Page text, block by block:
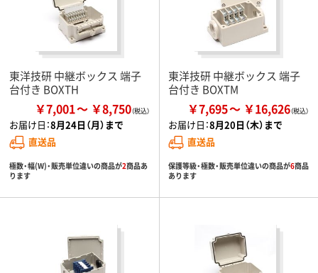
東洋技研 中継ボックス 端子
台付き BOXTH
￥7,001 ￥8,750
お届け日：8月24日（月）まで
直送品
極数・幅(W)・販売単位違いの商品が2商品あ
ります
東洋技研 中継ボックス 端子
台付き BOXTM
￥7,695 ￥16,626
お届け日：8月20日（木）まで
直送品
保護等級・極数・販売単位違いの商品が6商品
あります